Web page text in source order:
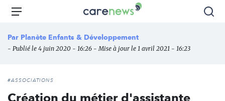
Aller
principal
Carenews,
média
des
Menu
Par Planète Enfants & Développement
- Publié le 4 juin 2020 - 16:26 - Mise à jour le 1 avril 2021 - 16:23
#ASSOCIATIONS
Création du métier d'assistante